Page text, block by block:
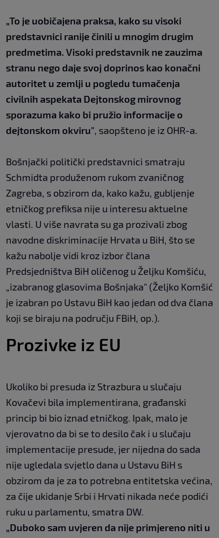
„To je uobičajena praksa, kako su visoki
predstavnici ranije činili u mnogim drugim
predmetima. Visoki predstavnik ne zauzima
stranu nego daje svoj doprinos kao konačni
autoritet u zemlji u pogledu tumačenja
civilnih aspekata Dejtonskog mirovnog
sporazuma kako bi pružio informacije o
dejtonskom okviru", saopšteno je iz OHR-a.
Bošnjački politički predstavnici smatraju
Schmidta produženom rukom zvaničnog
Zagreba, s obzirom da, kako kažu, gubljenje
etničkog prefiksa nije u interesu aktuelne
vlasti. U više navrata su ga prozivali zbog
navodne diskriminacije Hrvata u BiH, što se
kažu nabolje vidi kroz izbor člana
Predsjedništva BiH oličenog u Željku Komšiću,
„izabranog glasovima Bošnjaka" (Željko Komšić
je izabran po Ustavu BiH kao jedan od dva člana
koji se biraju na području FBiH, op.).
Prozivke iz EU
Ukoliko bi presuda iz Strazbura u slučaju
Kovačevi bila implementirana, građanski
princip bi bio iznad etničkog. Ipak, malo je
vjerovatno da bi se to desilo čak i u slučaju
implementacije presude, jer nijedna do sada
nije ugledala svjetlo dana u Ustavu BiH s
obzirom da je za to potrebna entitetska većina,
za čije ukidanje Srbi i Hrvati nikada neće podići
ruku u parlamentu, smatra DW.
„Duboko sam uvjeren da nije primjereno niti u